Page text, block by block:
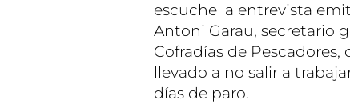
escuche la entrevista
Antoni Garau, secretario
Cofradías de Pescadores,
llevado a no salir a
días de paro.